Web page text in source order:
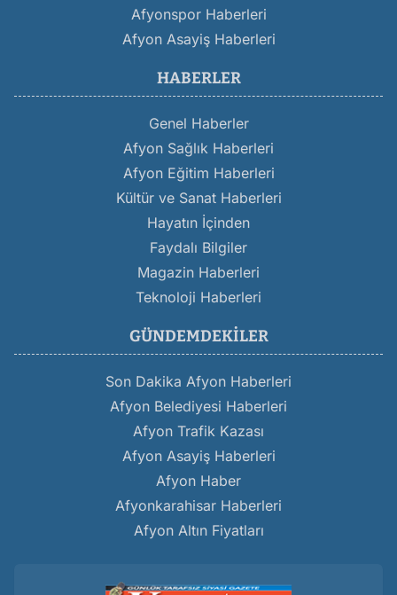
Afyonspor Haberleri
Afyon Asayiş Haberleri
HABERLER
Genel Haberler
Afyon Sağlık Haberleri
Afyon Eğitim Haberleri
Kültür ve Sanat Haberleri
Hayatın İçinden
Faydalı Bilgiler
Magazin Haberleri
Teknoloji Haberleri
GÜNDEMDEKILER
Son Dakika Afyon Haberleri
Afyon Belediyesi Haberleri
Afyon Trafik Kazası
Afyon Asayiş Haberleri
Afyon Haber
Afyonkarahisar Haberleri
Afyon Altın Fiyatları